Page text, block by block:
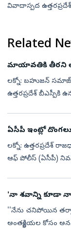
వివాదాస్పద
Related
మాయావతికి తీరని
లక్నో: బహుజన్ సమాజ్
ఉత్తరప్రదేశ్ బీఎస్పీకి
ఏసీపీ ఇంట్లో
లక్నో: ఉత్తరప్రదేశ్‌
ఆఫ్ పోలీస్ (ఏసీపీ)
'నా శ‌వాన్ని కూడా నా
''నేను చ‌నిపోయిన
అంత్యక్రియల కోసం